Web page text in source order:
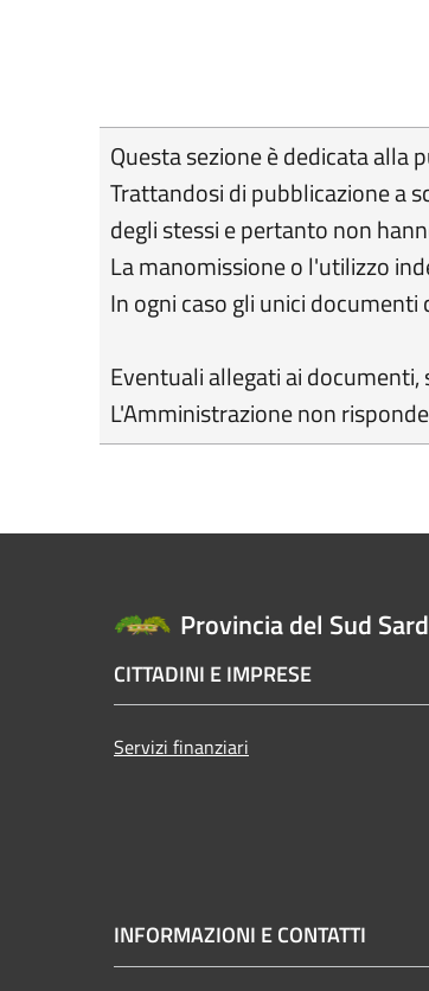
Questa sezione è dedicata alla
Trattandosi di pubblicazione a
degli stessi e pertanto non
La manomissione o l'utilizzo
In ogni caso gli unici
Eventuali allegati ai
L'Amministrazione non
Provincia del Sud
CITTADINI E IMPRESE
Servizi finanziari
INFORMAZIONI E CONTATTI